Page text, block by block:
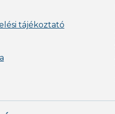
tájékoztató